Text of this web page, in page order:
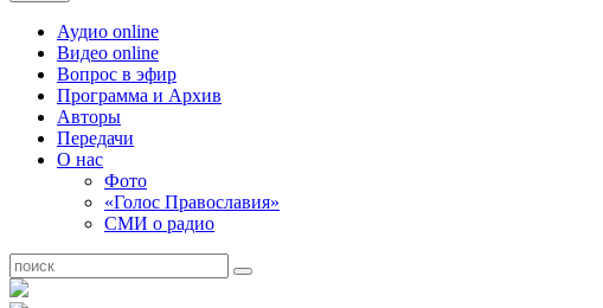
Аудио online
Видео online
Вопрос в эфир
Программа и Архив
Авторы
Передачи
О нас
Фото
«Голос Православия»
СМИ о радио